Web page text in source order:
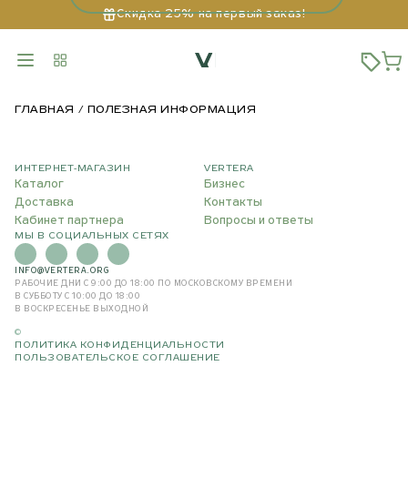
Скидка 25% на первый заказ!
ГЛАВНАЯ ПОЛЕЗНАЯ ИНФОРМАЦИЯ
ИНТЕРНЕТ-МАГАЗИН
Каталог
Доставка
Кабинет партнера
VERTERA
Бизнес
Контакты
Вопросы и ответы
МЫ В СОЦИАЛЬНЫХ СЕТЯХ
INFO@VERTERA.ORG
РАБОЧИЕ ДНИ С 9:00 ДО 18:00
ПО МОСКОВСКОМУ ВРЕМЕНИ
В СУББОТУ С 10:00 ДО 18:00
В ВОСКРЕСЕНЬЕ ВЫХОДНОЙ
©
ПОЛИТИКА КОНФИДЕНЦИАЛЬНОСТИ
ПОЛЬЗОВАТЕЛЬСКОЕ СОГЛАШЕНИЕ